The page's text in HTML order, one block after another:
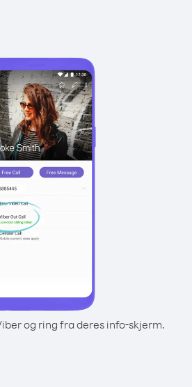
og ring fra deres info-skjerm.